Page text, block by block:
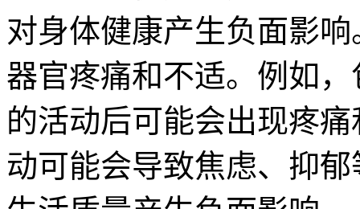
对身体健康产生负面影
器官疼痛和不适。例如
的活动后可能会出现疼
动可能会导致焦虑、抑